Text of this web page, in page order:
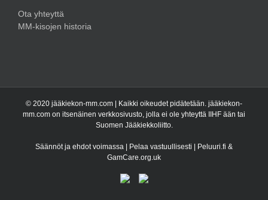
Ota yhteyttä
MM-kisojen historia
© 2020 jääkiekon-mm.com | Kaikki oikeudet pidätetään. jääkiekon-
mm.com on itsenäinen verkkosivusto, jolla ei ole yhteyttä IIHF ään tai
Suomen Jääkiekkoliitto.
Säännöt ja ehdot voimassa | Pelaa vastuullisesti | Peluuri.fi &
GamCare.org.uk